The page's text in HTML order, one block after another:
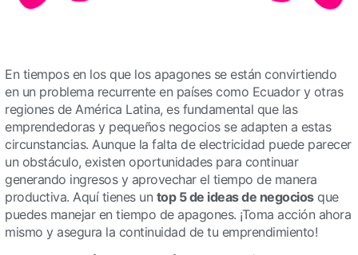
En tiempos en los que los apagones se están convirtiendo
en un problema recurrente en países como Ecuador y otras
regiones de América Latina, es fundamental que las
emprendedoras y pequeños negocios se adapten a estas
circunstancias. Aunque la falta de electricidad puede parecer
un obstáculo, existen oportunidades para continuar
generando ingresos y aprovechar el tiempo de manera
productiva. Aquí tienes un top 5 de ideas de negociosque
puedes manejar en tiempo de apagones. ¡Toma acción ahora
mismo y asegura la continuidad de tu emprendimiento!